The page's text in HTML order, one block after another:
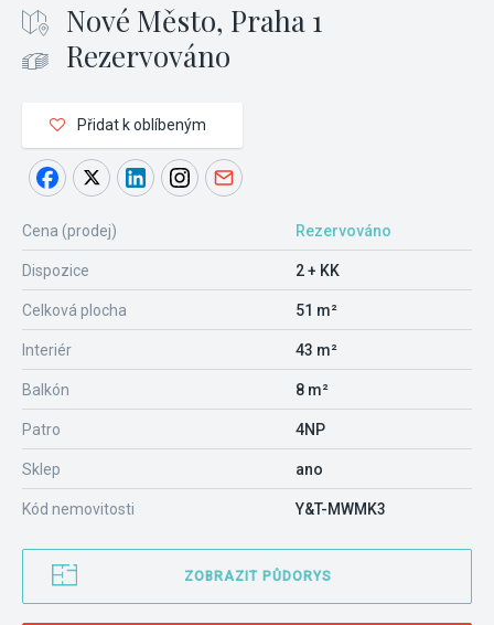
Nové Město, Praha 1
Rezervováno
Přidat k oblíbeným
Cena (prodej) Rezervováno
Dispozice 2 + KK
Celková plocha 51 m²
Interiér 43 m²
Balkón 8 m²
Patro 4NP
Sklep ano
Kód nemovitosti Y&T-MWMK3
ZOBRAZIT PŮDORYS